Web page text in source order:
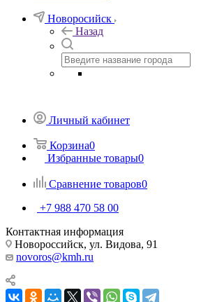
Новоросийск
Назад
Личный кабинет
Корзина0
Избранные товары0
Сравнение товаров0
+7 988 470 58 00
Контактная информация
Новороссийск, ул. Видова, 91
novoros@kmh.ru